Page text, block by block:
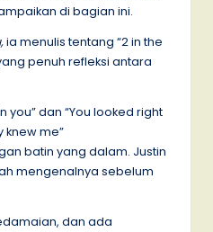
di bagian ini.
ia menulis tentang “2 in the
penuh refleksi antara
you” dan “You looked right
knew me”
batin yang dalam. Justin
mengenalnya sebelum
dan ada